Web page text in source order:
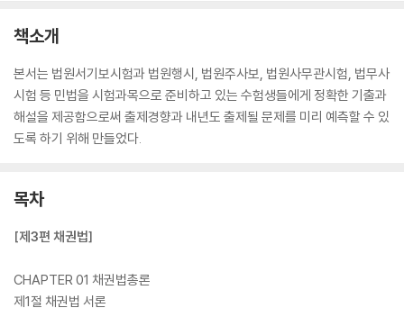
책소개
본서는 법원서기보시험과 법원행시, 법원주사보, 법원사무관시험, 법무사
시험 등 민법을 시험과목으로 준비하고 있는 수험생들에게 정확한 기출과
해설을 제공함으로써 출제경향과 내년도 출제될 문제를 미리 예측할 수 있
도록 하기 위해 만들었다.
목차
[제3편 채권법]
CHAPTER 01 채권법총론
제1절 채권법 서론